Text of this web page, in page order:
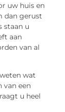
uw huis en
dan gerust
staan u
aan
van al
wat
van een
u heel